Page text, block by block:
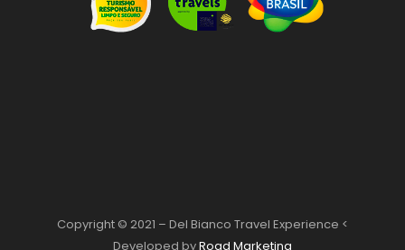
Copyright © 2021 – Del Bianco Travel Experience <
Developed byRoad Marketing